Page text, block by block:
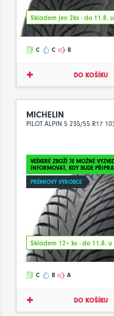
Skladem jen 2ks - do 11.8.
C C B
DO KOŠÍKU
MICHELIN
PILOT ALPIN 5 235/55 R17
VEŠKERÉ ZBOŽÍ JE MOŽNÉ
INFORMOVAT, KDY BUDE
PRÉMIOVÝ VÝROBCE
Skladem 12+ ks - do 11.8. u
C B A
DO KOŠÍKU